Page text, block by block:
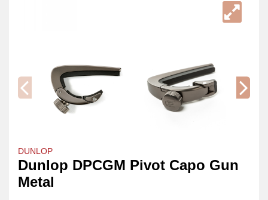
DUNLOP
Dunlop DPCGM Pivot Capo Gun
Metal